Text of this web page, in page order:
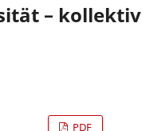
– kollektiv
PDF